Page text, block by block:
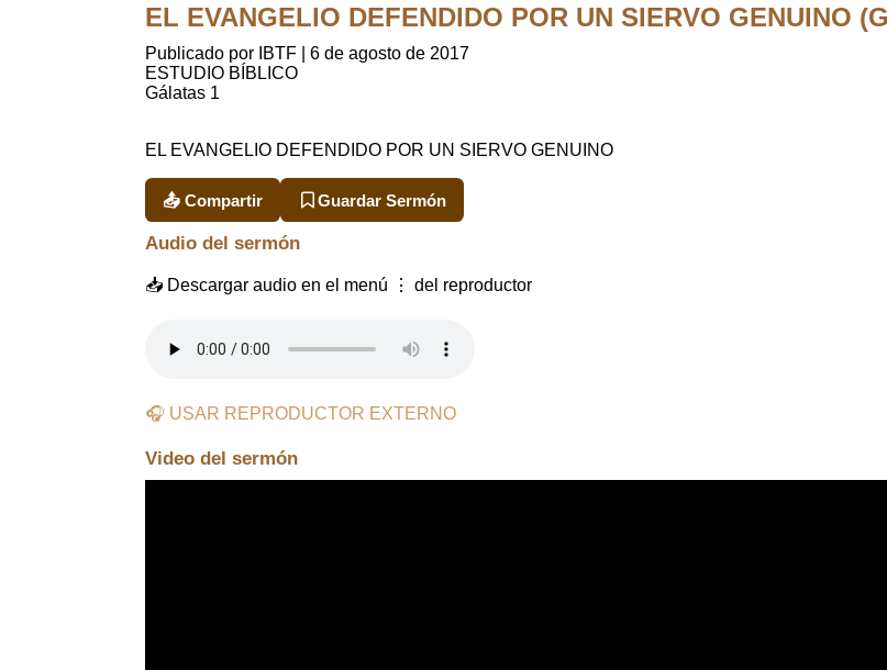
EL EVANGELIO DEFENDIDO POR UN SIERVO GENUINO
Publicado por IBTF
6 de agosto de 2017
ESTUDIO BÍBLICO
Gálatas 1
EL EVANGELIO DEFENDIDO POR UN SIERVO GENUINO
📤 Compartir Guardar Sermón
Audio del sermón
📥 Descargar audio en el menú ⋮ del reproductor
🎧 USAR REPRODUCTOR EXTERNO
Video del sermón